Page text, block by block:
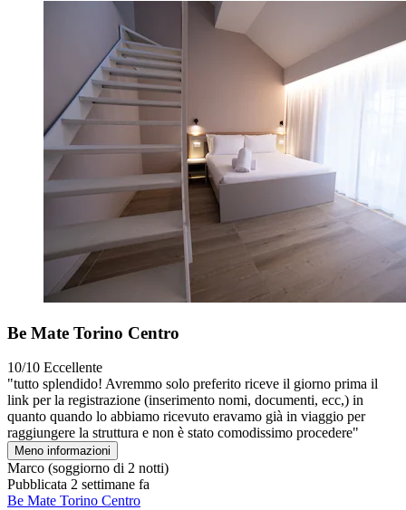
Be Mate Torino Centro
10/10 Eccellente
"tutto splendido! Avremmo solo preferito riceve il giorno prima il
link per la registrazione (inserimento nomi, documenti, ecc,) in
quanto quando lo abbiamo ricevuto eravamo già in viaggio per
raggiungere la struttura e non è stato comodissimo procedere"
Meno informazioni
Marco (soggiorno di 2 notti)
Pubblicata 2 settimane fa
Be Mate Torino Centro